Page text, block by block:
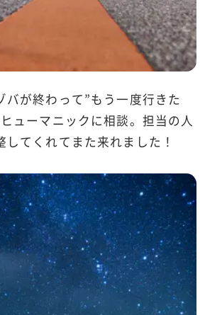
バが終わって”もう一度行きた
ューマニックに相談。担当の人
してくれてまた来れました！